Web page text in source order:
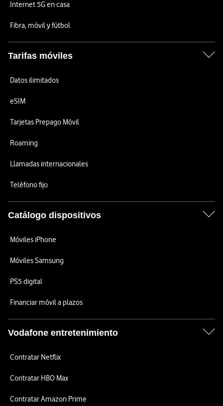
Internet 5G en casa
Fibra, móvil y fútbol
Tarifas móviles
Datos ilimitados
eSIM
Tarjetas Prepago Móvil
Roaming
Llamadas internacionales
Teléfono fijo
Catálogo dispositivos
Móviles iPhone
Móviles Samsung
PS5 digital
Financiar móvil a plazos
Vodafone entretenimiento
Contratar Netflix
Contratar HBO Max
Contratar Amazon Prime